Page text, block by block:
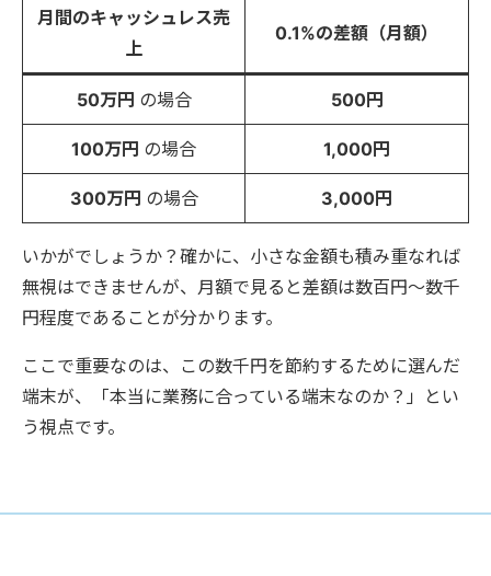
月間のキャッシュレス売
上
0.1%の差額（月額）
50万円 の場合 500円
100万円 の場合 1,000円
300万円 の場合 3,000円
いかがでしょうか？確かに、小さな金額も積み重なれば
無視はできませんが、月額で見ると差額は数百円〜数千
円程度であることが分かります。
ここで重要なのは、この数千円を節約するために選んだ
端末が、「本当に業務に合っている端末なのか？」とい
う視点です。